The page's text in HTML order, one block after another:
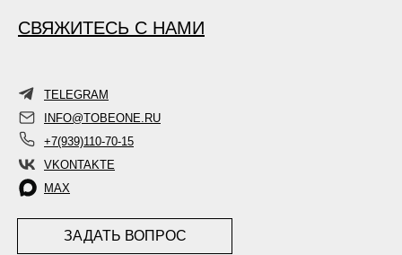
TELEGRAM
INFO@TOBEONE.RU
+7(939)110-70-15
VKONTAKTE
MAX
СВЯЖИТЕСЬ С НАМИ
ЗАДАТЬ ВОПРОС